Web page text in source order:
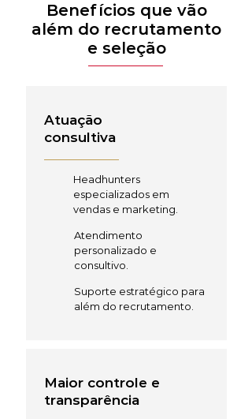
Benefícios que vão
além do recrutamento
e seleção
Atuação
consultiva
Headhunters
especializados em
vendas e marketing.
Atendimento
personalizado e
consultivo.
Suporte estratégico para
além do recrutamento.
Maior controle e
transparência